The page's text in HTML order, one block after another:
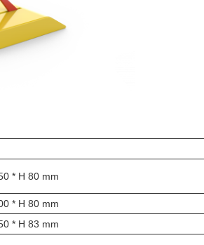
* H 80 mm
* H 80 mm
* H 83 mm